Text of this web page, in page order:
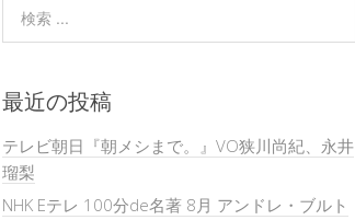
最近の投稿
テレビ朝日『朝メシまで。』VO狭川尚紀、永井
瑠梨
NHK Eテレ 100分de名著 8月 アンドレ・ブルト